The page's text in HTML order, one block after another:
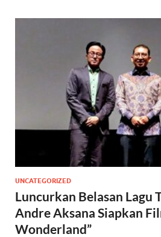
UNCATEGORIZED
Luncurkan Belasan Lagu
Andre Aksana Siapkan
Wonderland”